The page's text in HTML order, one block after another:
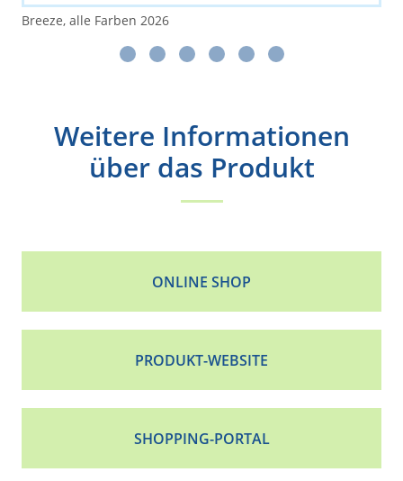
Breeze, alle Farben 2026
Weitere Informationen
über das Produkt
ONLINE SHOP
PRODUKT-WEBSITE
SHOPPING-PORTAL